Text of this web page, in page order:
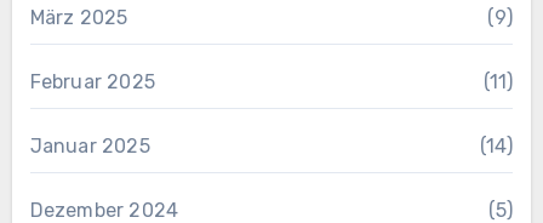
März 2025 (9)
Februar 2025 (11)
Januar 2025 (14)
Dezember 2024 (5)